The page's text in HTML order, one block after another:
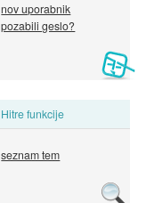
nov uporabnik
pozabili geslo?
Hitre funkcije
seznam tem